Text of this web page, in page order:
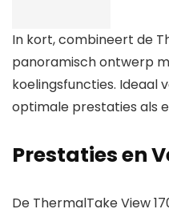
In kort, combineert de
panoramisch ontwerp
koelingsfuncties. Ideaal
optimale prestaties als
Prestaties en
De ThermalTake View